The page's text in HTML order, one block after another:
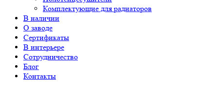
Комплектующие для радиаторов
В наличии
О заводе
Сертификаты
В интерьере
Сотрудничество
Блог
Контакты